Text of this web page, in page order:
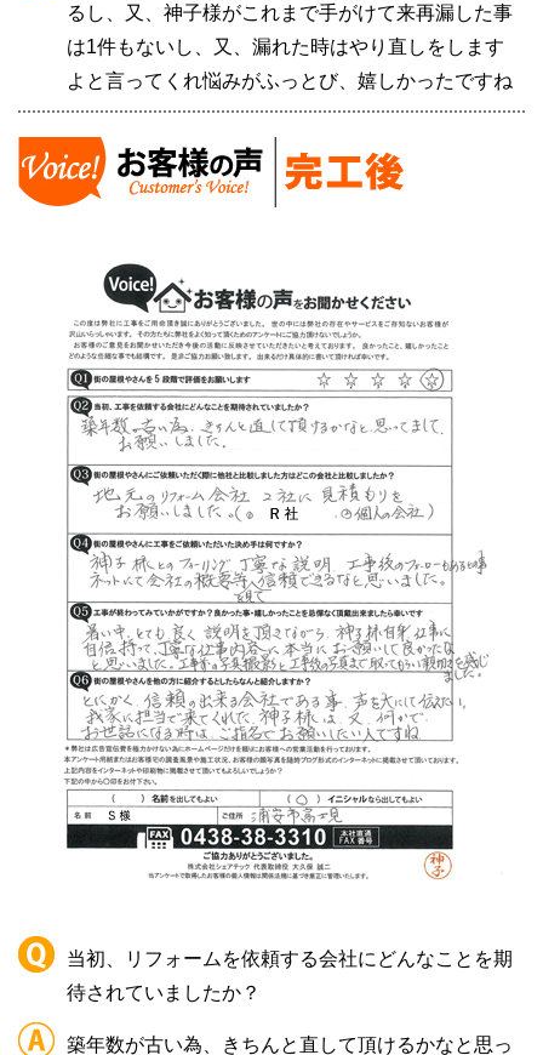
るし、又、神子様がこれまで手がけて来再漏した事
は1件もないし、又、漏れた時はやり直しをします
よと言ってくれ悩みがふっとび、嬉しかったですね
当初、リフォームを依頼する会社にどんなことを期
待されていましたか？
築年数が古い為、きちんと直して頂けるかなと思っ